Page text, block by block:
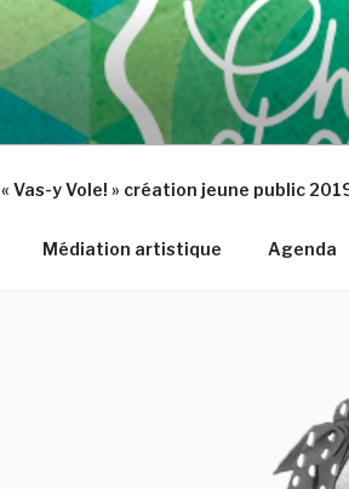
« Vas-y Vole! » création jeune public
Médiation artistique Agenda